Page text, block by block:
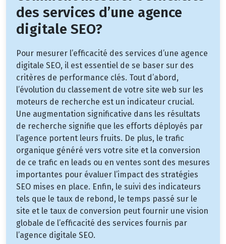
des services d’une agence
digitale SEO?
Pour mesurer l’efficacité des services d’une agence
digitale SEO, il est essentiel de se baser sur des
critères de performance clés. Tout d’abord,
l’évolution du classement de votre site web sur les
moteurs de recherche est un indicateur crucial.
Une augmentation significative dans les résultats
de recherche signifie que les efforts déployés par
l’agence portent leurs fruits. De plus, le trafic
organique généré vers votre site et la conversion
de ce trafic en leads ou en ventes sont des mesures
importantes pour évaluer l’impact des stratégies
SEO mises en place. Enfin, le suivi des indicateurs
tels que le taux de rebond, le temps passé sur le
site et le taux de conversion peut fournir une vision
globale de l’efficacité des services fournis par
l’agence digitale SEO.